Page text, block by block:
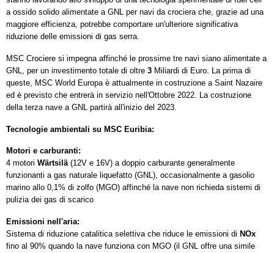
a ossido solido alimentate a GNL per navi da crociera che, grazie ad una
maggiore efficienza, potrebbe comportare un'ulteriore significativa
riduzione delle emissioni di gas serra.
MSC Crociere si impegna affinché le prossime tre navi siano alimentate a
GNL, per un investimento totale di oltre 3 Miliardi di Euro. La prima di
queste, MSC World Europa è attualmente in costruzione a Saint Nazaire
ed è previsto che entrerà in servizio nell'Ottobre 2022. La costruzione
della terza nave a GNL partirà all'inizio del 2023.
Tecnologie ambientali su MSC Euribia:
Motori e carburanti:
4 motori Wärtsilä(12V e 16V) a doppio carburante generalmente
funzionanti a gas naturale liquefatto (GNL), occasionalmente a gasolio
marino allo 0,1% di zolfo (MGO) affinché la nave non richieda sistemi di
pulizia dei gas di scarico
Emissioni nell'aria:
Sistema di riduzione catalitica selettiva che riduce le emissioni di NOx
fino al 90% quando la nave funziona con MGO (il GNL offre una simile